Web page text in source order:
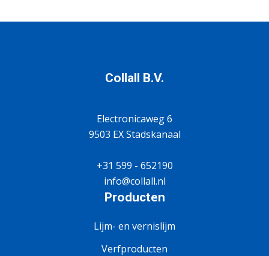
Collall B.V.
Electronicaweg 6
9503 EX Stadskanaal
+31 599 - 652190
info@collall.nl
Producten
Lijm- en vernislijm
Verfproducten